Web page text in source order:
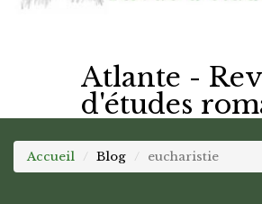
Atlante -
d'études
Accueil Blog eucharistie